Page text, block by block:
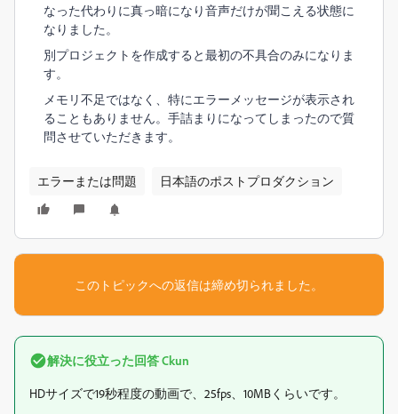
なった代わりに真っ暗になり音声だけが聞こえる状態に
なりました。
別プロジェクトを作成すると最初の不具合のみになりま
す。
メモリ不足ではなく、特にエラーメッセージが表示され
ることもありません。手詰まりになってしまったので質
問させていただきます。
エラーまたは問題 日本語のポストプロダクション
このトピックへの返信は締め切られました。
解決に役立った回答Ckun
HDサイズで19秒程度の動画で、25fps、10MBくらいです。